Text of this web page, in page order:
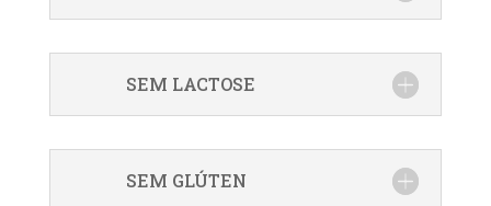
SEM LACTOSE
SEM GLÚTEN